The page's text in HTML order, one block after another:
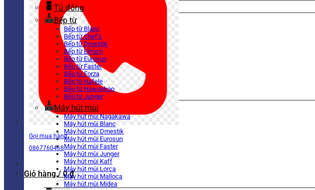
Gọi mua hàng
0867760468
Giỏ hàng / 0₫
Tủ đông
Bếp từ
Bếp từ Blanc
Bếp từ Chef’s
Bếp từ Dmestik
Bếp từ Elmich
Bếp từ Eurosun
Bếp từ Faster
Bếp từ Forza
Bếp từ Hafele
Bếp từ Hawonkoo
Bếp từ Junger
Máy hút mùi
Máy hút mùi Nagakawa
Máy hút mùi Blanc
Máy hút mùi Dmestik
Máy hút mùi Eurosun
Máy hút mùi Faster
Máy hút mùi Junger
Máy hút mùi Kaff
Máy hút mùi Lorca
Máy hút mùi Malloca
Máy hút mùi Midea